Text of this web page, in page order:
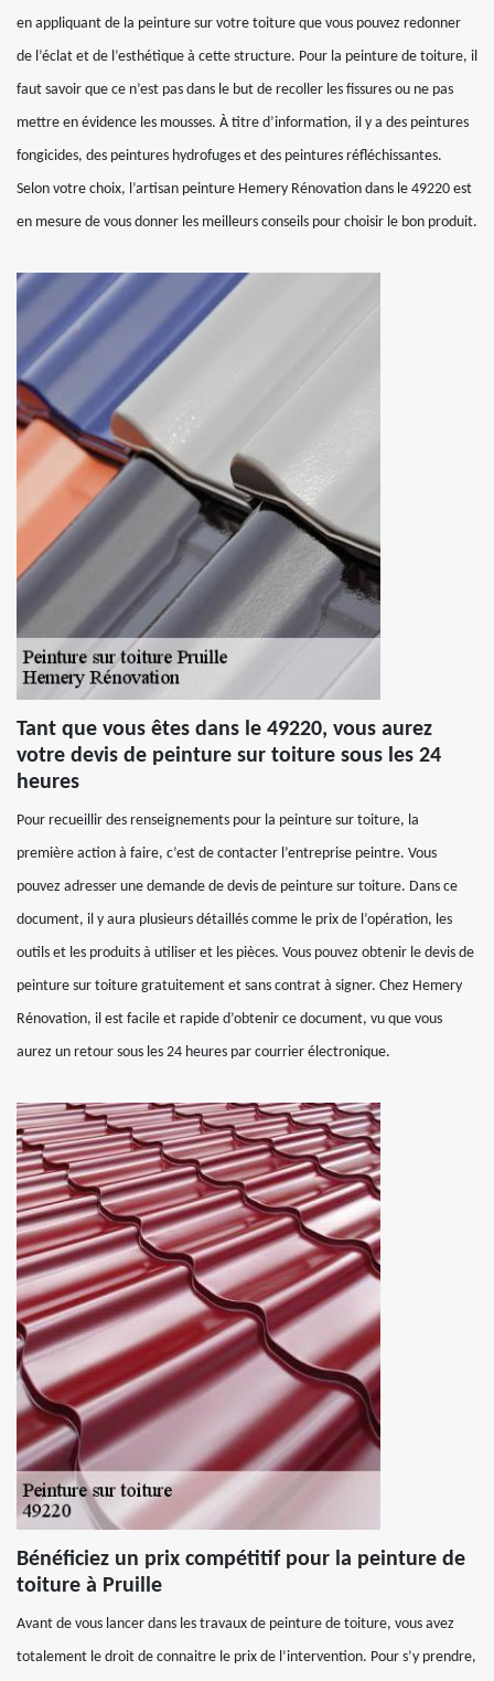
en appliquant de la peinture sur votre toiture que vous pouvez redonner
de l’éclat et de l’esthétique à cette structure. Pour la peinture de toiture, il
faut savoir que ce n’est pas dans le but de recoller les fissures ou ne pas
mettre en évidence les mousses. À titre d’information, il y a des peintures
fongicides, des peintures hydrofuges et des peintures réfléchissantes.
Selon votre choix, l’artisan peinture Hemery Rénovation dans le 49220 est
en mesure de vous donner les meilleurs conseils pour choisir le bon produit.
Tant que vous êtes dans le 49220, vous aurez
votre devis de peinture sur toiture sous les 24
heures
Pour recueillir des renseignements pour la peinture sur toiture, la
première action à faire, c’est de contacter l’entreprise peintre. Vous
pouvez adresser une demande de devis de peinture sur toiture. Dans ce
document, il y aura plusieurs détaillés comme le prix de l’opération, les
outils et les produits à utiliser et les pièces. Vous pouvez obtenir le devis de
peinture sur toiture gratuitement et sans contrat à signer. Chez Hemery
Rénovation, il est facile et rapide d’obtenir ce document, vu que vous
aurez un retour sous les 24 heures par courrier électronique.
Bénéficiez un prix compétitif pour la peinture de
toiture à Pruille
Avant de vous lancer dans les travaux de peinture de toiture, vous avez
totalement le droit de connaitre le prix de l’intervention. Pour s’y prendre,